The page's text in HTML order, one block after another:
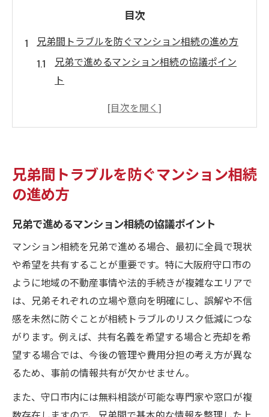
目次
兄弟間トラブルを防ぐマンション相続の進め方
兄弟で進めるマンション相続の協議ポイン
ト
マンション相続時の兄弟間トラブル予防策
遺産分割協議で兄弟の意見をまとめる方法
守口市で活用したい無料相談先の選び方
マンション相続の相談先を守口市で選ぶコ
守口市で無料相談できる窓口の活用法
弁護士と司法書士どちらにマンション相続
を相談するか
守口市役所の法律相談を賢く使うポイント
マンション相続の無料相談先を比較する視
点
共有名義や遺産分割協議の要点を整理
マンション相続で共有名義を選ぶ際の注意
兄弟間トラブルを防ぐマンション相続
の進め方
兄弟で進めるマンション相続の協議ポイント
マンション相続を兄弟で進める場合、最初に全員で現状
や希望を共有することが重要です。特に大阪府守口市の
ように地域の不動産事情や法的手続きが複雑なエリアで
は、兄弟それぞれの立場や意向を明確にし、誤解や不信
感を未然に防ぐことが相続トラブルのリスク低減につな
がります。例えば、共有名義を希望する場合と売却を希
望する場合では、今後の管理や費用分担の考え方が異な
るため、事前の情報共有が欠かせません。
また、守口市内には無料相談が可能な専門家や窓口が複